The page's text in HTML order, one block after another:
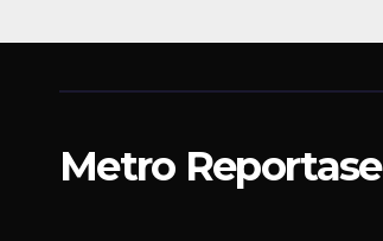
Metro Reportase